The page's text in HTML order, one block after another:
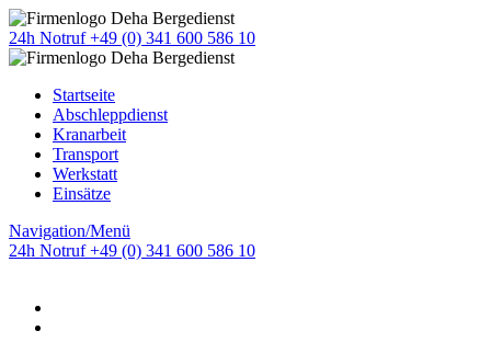
24h Notruf +49 (0) 341 600 586 10
Startseite
Abschleppdienst
Kranarbeit
Transport
Werkstatt
Einsätze
Navigation/Menü
24h Notruf +49 (0) 341 600 586 10